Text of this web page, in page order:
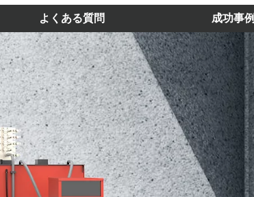
よくある質問 成功事例